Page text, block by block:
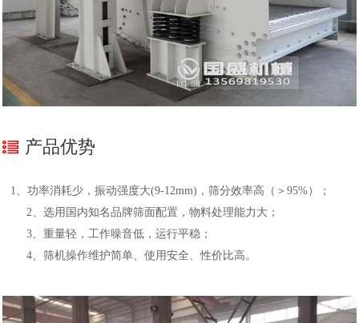
产品优势
1、功率消耗少，振动强度大(9-12mm)，筛分效率高（＞95%）；
2、选用国内知名品牌筛面配置，物料处理能力大；
3、重量轻，工作噪音低，运行平稳；
4、筛机操作维护简单、使用安全、性价比高。